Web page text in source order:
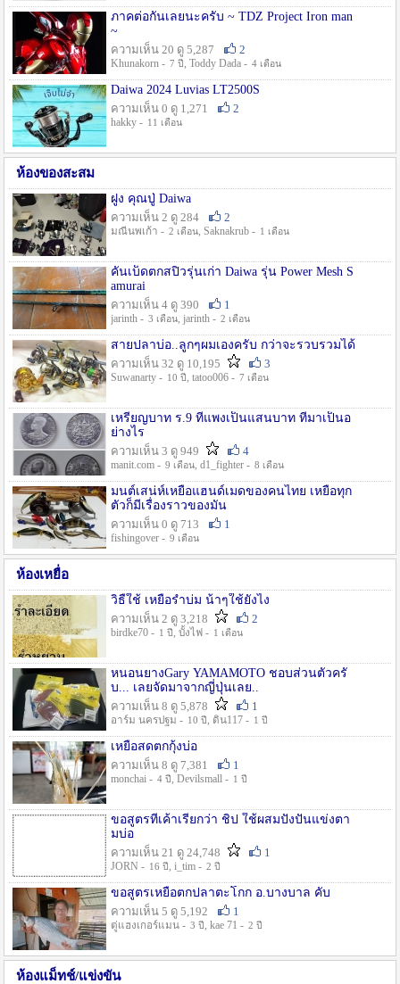
ภาคต่อกันเลยนะครับ ~ TDZ Project Iron man
~
ความเห็น 20 ดู 5,287
2
Khunakorn - 7 ปี , Toddy Dada - 4 เดือน
Daiwa 2024 Luvias LT2500S
ความเห็น 0 ดู 1,271
2
hakky - 11 เดือน
ห้องของสะสม
ฝูง คุณปู่ Daiwa
ความเห็น 2 ดู 284
2
มณีนพเก้า - 2 เดือน, Saknakrub - 1 เดือน
คันเบ็ดตกสปิ๋วรุ่นเก่า Daiwa รุ่น Power Mesh S
amurai
ความเห็น 4 ดู 390
1
jarinth - 3 เดือน, jarinth - 2 เดือน
สายปลาบ่อ..ลูกๆผมเองครับ กว่าจะรวบรวมได้
ความเห็น 32 ดู 10,195
3
Suwanarty - 10 ปี , tatoo006 - 7 เดือน
เหรียญบาท ร.9 ที่แพงเป็นแสนบาท ที่มาเป็นอ
ย่างไร
ความเห็น 3 ดู 949
4
manit.com - 9 เดือน, d1_fighter - 8 เดือน
มนต์เสน่ห์เหยื่อแฮนด์เมดของคนไทย เหยื่อทุก
ตัวก็มีเรื่องราวของมัน
ความเห็น 0 ดู 713
1
fishingover - 9 เดือน
ห้องเหยื่อ
วิธืใช้ เหยื่อรำบ่ม น้าๆใช้ยังไง
ความเห็น 2 ดู 3,218
2
birdke70 - 1 ปี , บั้งไฟ - 1 เดือน
หนอนยางGary YAMAMOTO ชอบส่วนตัวครั
บ... เลยจัดมาจากญี่ปุ่นเลย..
ความเห็น 8 ดู 5,878
1
อาร์ม นครปฐม - 10 ปี , ดิน117 - 1 ปี
เหยื่อสดตกกุ้งบ่อ
ความเห็น 8 ดู 7,381
1
monchai - 4 ปี , Devilsmall - 1 ปี
ขอสูตรที่เค้าเรียกว่า ชิป ใช้ผสมปังปั่นแข่งตา
มบ่อ
ความเห็น 21 ดู 24,748
1
JORN - 16 ปี , i_tim - 2 ปี
ขอสูตรเหยื่อตกปลาตะโกก อ.บางบาล คับ
ความเห็น 5 ดู 5,192
1
ตู่แฮงเกอร์แมน - 3 ปี , kae 71 - 2 ปี
ห้องแม็ทช์/แข่งขัน